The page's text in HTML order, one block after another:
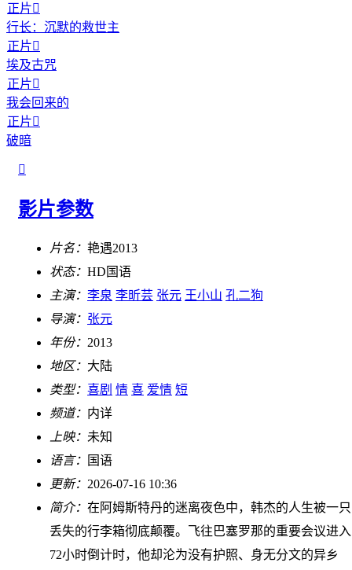
正片
行长：沉默的救世主
正片
埃及古咒
正片
我会回来的
正片
破暗

影片参数
片名： 艳遇2013
状态： HD国语
主演： 李泉 李昕芸 张元 王小山 孔二狗
导演： 张元
年份： 2013
地区： 大陆
类型： 喜剧 情 喜 爱情 短
频道： 内详
上映： 未知
语言：
国语
更新： 2026-07-16 10:36
简介： 在阿姆斯特丹的迷离夜色中，韩杰的人生被一只
丢失的行李箱彻底颠覆。飞往巴塞罗那的重要会议进入
72小时倒计时，他却沦为没有护照、身无分文的异乡